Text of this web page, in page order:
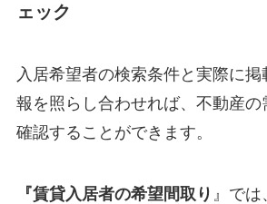
ェック
入居希望者の検索条件と実際に
報を照らし合わせれば、不動産の
確認することができます。
『賃貸入居者の希望間取り 』で